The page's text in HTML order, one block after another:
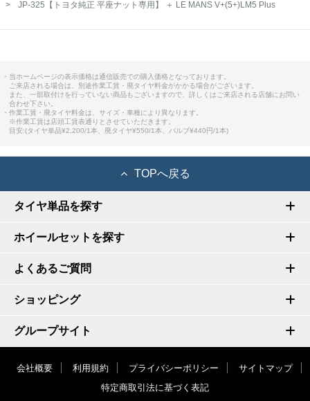
JP-325【トヨタ純正 平座ナット専用】 ＋ LE MANS V+(5+)LM5 Plus
・当ホームページの表示価格は通信販売での購入価格となっております。
ご来店される場合は、別途作業工賃・廃タイヤ料金がかかる場合がございます。
また、一部取付けを行っていない商品もございますので、詳しくはご来店される店舗にお問い
合わせ下さい。
・作業工賃・廃タイヤ料金は、サイズ・車種により異なります。
※作業工賃は店頭工賃表通りとさせていただきます。
目安:(タイヤ単品¥2,200/1本、廃タイヤ¥550/1本、バルブ¥440円/1本)
TOPへ戻る
タイヤ単品を探す
ホイールセットを探す
よくあるご質問
ショッピング
グループサイト
会社概要 利用規約 プライバシーポリシー
サイトマップ
特定商取引法に基づく表記